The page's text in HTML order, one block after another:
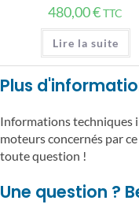
480,00€TTC
Lire la suite
Plus
Informations techniques
moteurs concernés par
toute question !
Une question ?